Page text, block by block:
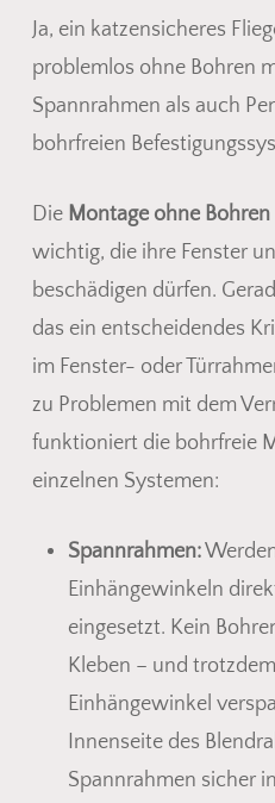
Ja, ein katzensicheres
problemlos ohne Bohren
Spannrahmen als auch
bohrfreien
Die Montage ohne Bohren
wichtig, die ihre Fenster
beschädigen dürfen.
das ein entscheidendes
im Fenster- oder
zu Problemen mit dem
funktioniert die bohrfreie
einzelnen Systemen:
Spannrahmen:
Einhängewinkeln
eingesetzt. Kein
Kleben – und
Einhängewinkel
Innenseite des
Spannrahmen sicher